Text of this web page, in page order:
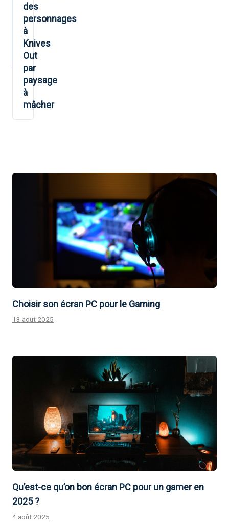
des
personnages
à
Knives
Out
par
paysage
à
mâcher
Choisir son écran PC pour le Gaming
13 août 2025
Qu’est-ce qu’on bon écran PC pour un gamer en
2025 ?
4 août 2025